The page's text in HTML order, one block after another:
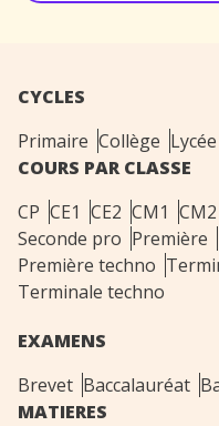
CYCLES
Primaire Collège Lycée
COURS PAR CLASSE
CP CE1 CE2 CM1 CM2
Seconde pro Première
Première techno
Terminale techno
EXAMENS
Brevet Baccalauréat
MATIERES